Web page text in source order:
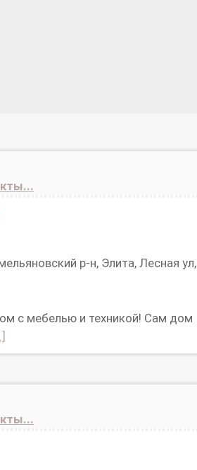
р-н, Элита, Лесная ул,
с мебелью и техникой! Сам дом